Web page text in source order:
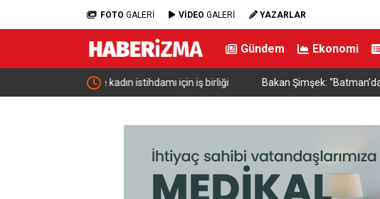
FOTO GALERİ VİDEO GALERİ YAZARLAR
Gündem Ekonomi
Bakan Şimşek: “Batman’da muazzam bir hizmet fırtınası var”